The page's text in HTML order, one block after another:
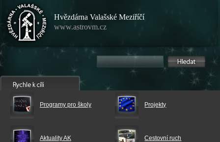
Hvězdárna Valašské Meziříčí
www.astrovm.cz
Programy pro školy Projekty
Aktuality AK Cestovní ruch